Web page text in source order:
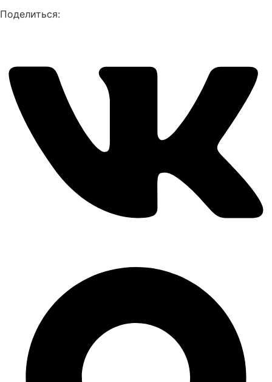
Поделиться: